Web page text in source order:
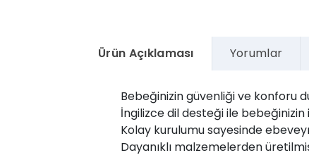
Ürün Açıklaması Yorumlar
Bebeğinizin güvenliği ve konforu
İngilizce dil desteği ile
Kolay kurulumu sayesinde
Dayanıklı malzemelerden